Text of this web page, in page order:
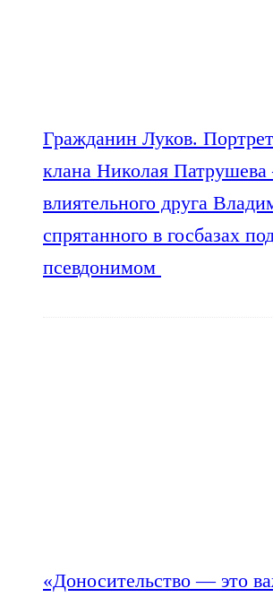
Гражданин Луков.
клана Николая
влиятельного друга
спрятанного в госбазах
псевдонимом
«Доносительство — это